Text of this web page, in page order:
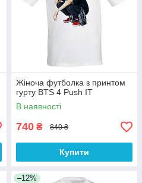
Жіноча футболка з принтом
гурту BTS 4 Push IT
В наявності
740 ₴ 840 ₴
Купити
–12%